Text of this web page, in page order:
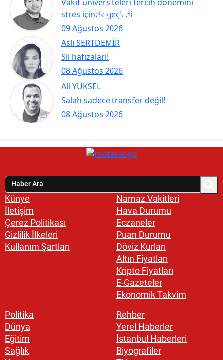
09 Ağustos 2026
Vakıf üniversiteleri tercih dönemini
stres içinde geçirdi
Aslı SERTDEMİR
08 Ağustos 2026
Sil hafızaları!
Ali YÜKSEL
08 Ağustos 2026
Salah sadece transfer değil!
Künye
İletişim
Çerez Politikası
Gizlilik İlkeleri
Kullanım Şartları
Namaz Vakitleri
Hava Durumu
Eczaneler
Puan Durumu
Döviz Kurları
Altın Fiyatları
Kripto Fiyatları
E-Gazeteler
Ekonomik Takvim
Politika
Dünya
Eğitim
Sağlık
Rehber
Yerel Haberler
İstanbul Haberleri
Biyografiler